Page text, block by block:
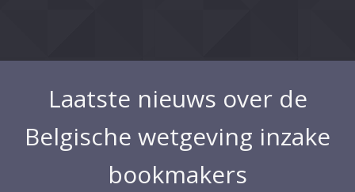
Laatste nieuws over de
Belgische wetgeving inzake
bookmakers